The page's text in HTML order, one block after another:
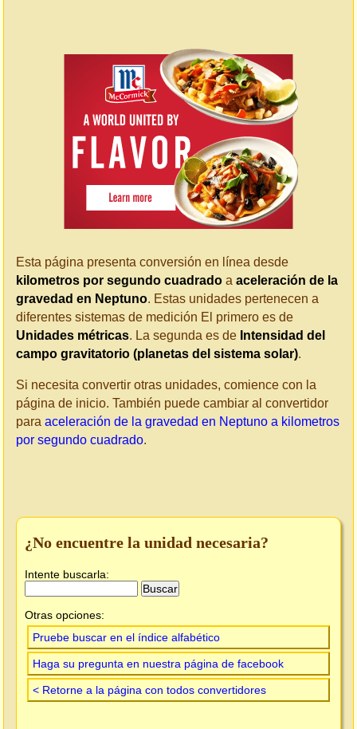
Esta página presenta conversión en línea desde
kilometros por segundo cuadrado a aceleración de la
gravedad en Neptuno. Estas unidades pertenecen a
diferentes sistemas de medición El primero es de
Unidades métricas. La segunda es de Intensidad del
campo gravitatorio (planetas del sistema solar).
Si necesita convertir otras unidades, comience con la
página de inicio. También puede cambiar al convertidor
para aceleración de la gravedad en Neptuno a kilometros
por segundo cuadrado.
¿No encuentre la unidad necesaria?
Intente buscarla:
Otras opciones:
Pruebe buscar en el índice alfabético
Haga su pregunta en nuestra página de facebook
< Retorne a la página con todos convertidores